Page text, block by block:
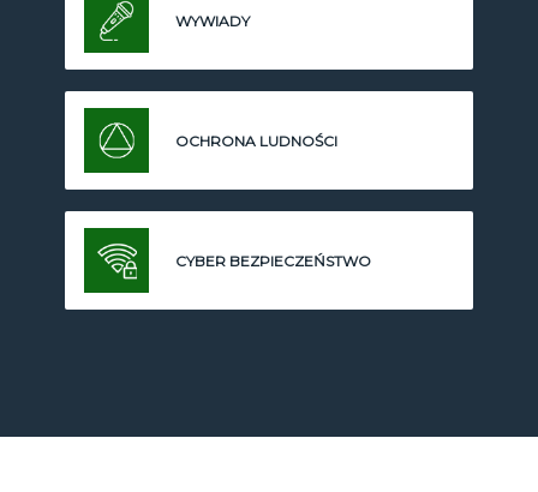
WYWIADY
OCHRONA LUDNOŚCI
CYBER BEZPIECZEŃSTWO